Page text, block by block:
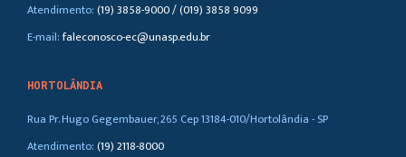
Atendimento:(19) 3858-9000 / (019) 3858 9099
E-mail:faleconosco-ec@unasp.edu.br
HORTOLÂNDIA
Rua Pr. Hugo Gegembauer, 265 Cep 13184-010/Hortolândia - SP
Atendimento:(19) 2118-8000